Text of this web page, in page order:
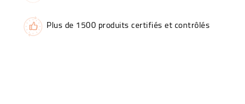
Plus de 1500 produits certifiés et contrôlés